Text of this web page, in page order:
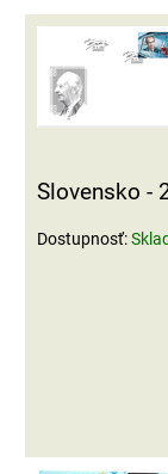
Slovensko -
Dostupnosť: